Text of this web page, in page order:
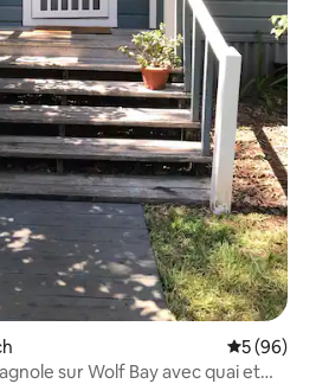
5 (96)
sur Wolf Bay avec quai et